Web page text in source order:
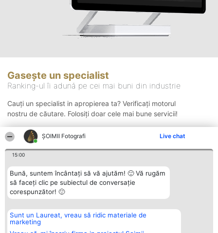
ȘOIMII Fotografi Live chat
15:00
Bună, suntem încântați să vă ajutăm! 🙂 Vă rugăm
să faceți clic pe subiectul de conversație
corespunzător! 🙂
Sunt un Laureat, vreau să ridic materiale de
marketing
Gasește un specialist
Ranking-ul îi adună pe cei mai buni din industrie
Cauți un specialist in apropierea ta? Verificați motorul
nostru de căutare. Folosiți doar cele mai bune servicii!
Organizator Ranking
BRIGHT SOLUTIONS BR SRL
Aleea Timisul De Sus 2 Bl. A30
Plebiscyt
Lista Tuturor
Contact